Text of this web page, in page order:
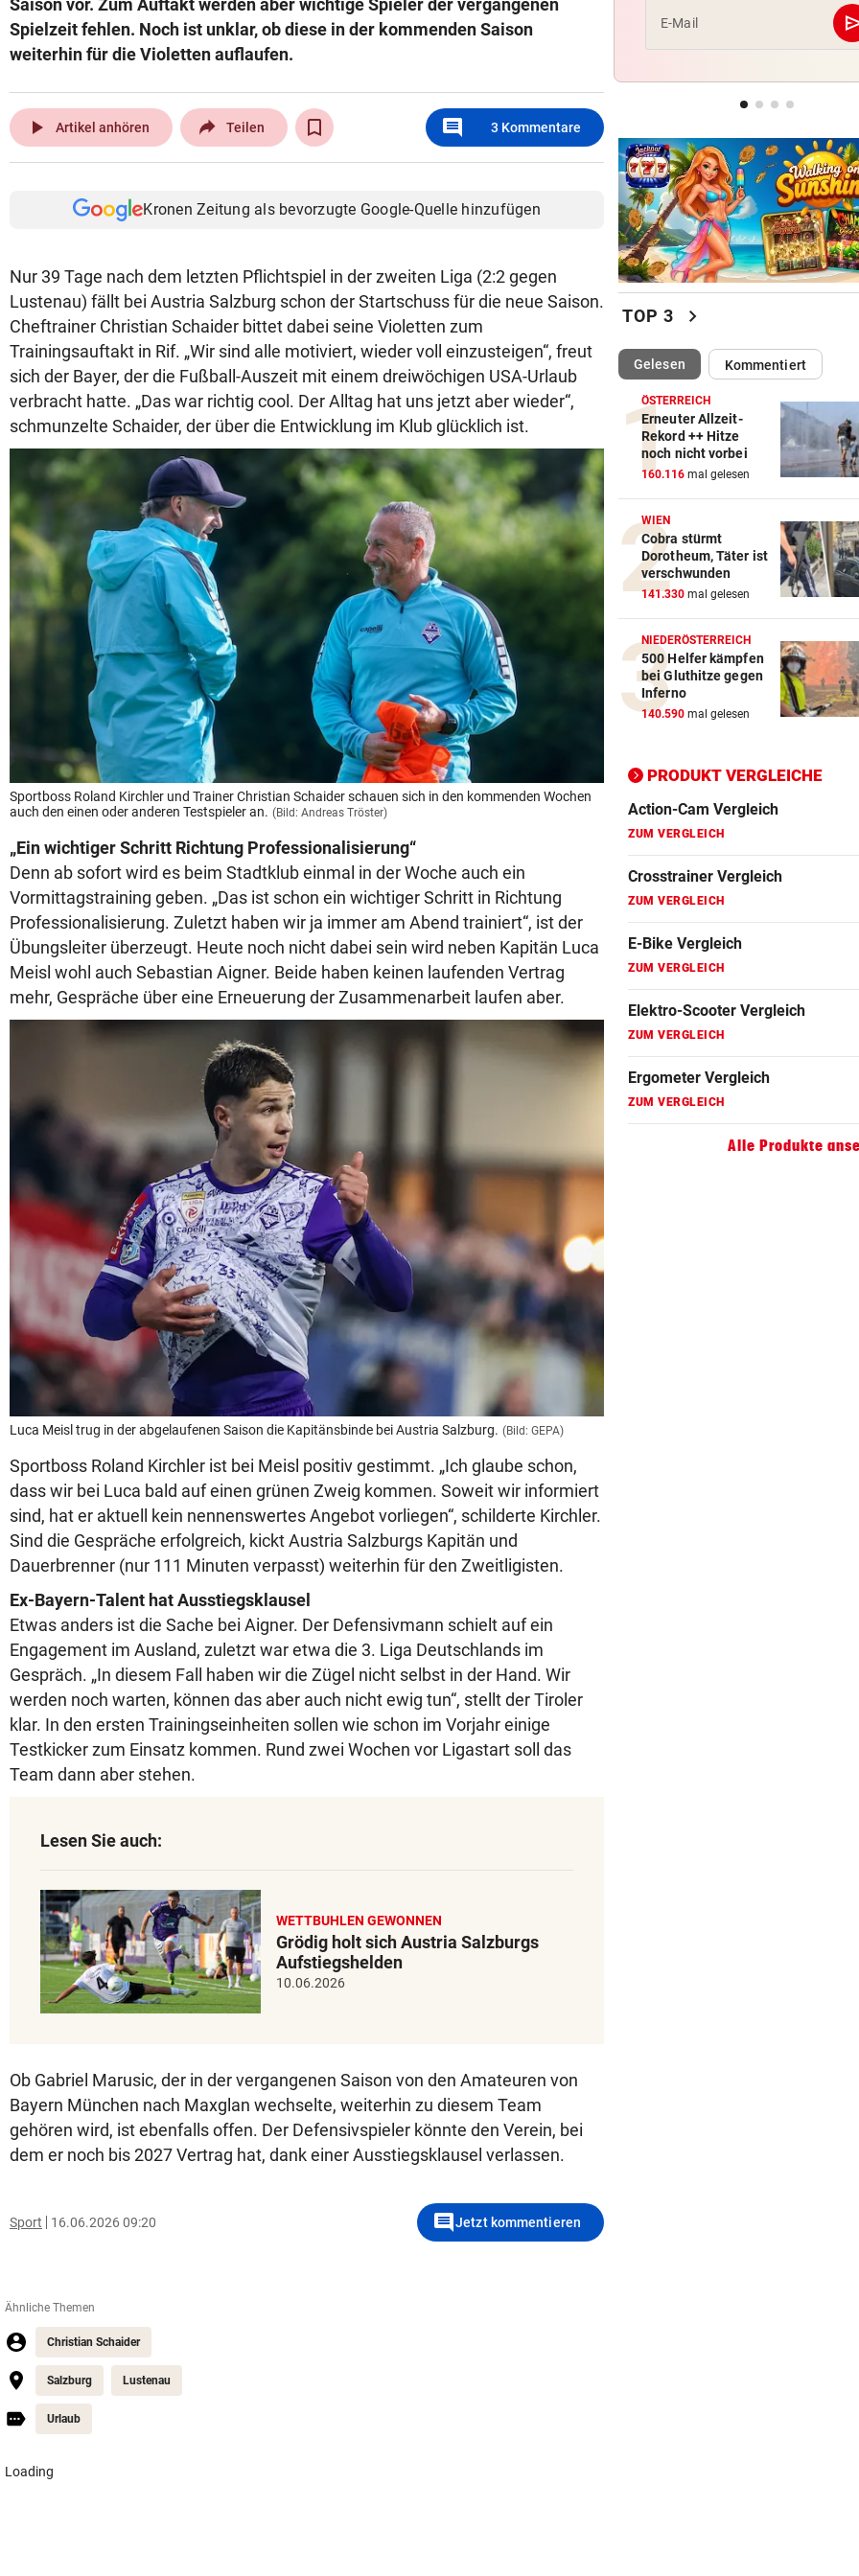
Saison vor. Zum Auftakt werden aber wichtige Spieler der vergangenen
Spielzeit fehlen. Noch ist unklar, ob diese in der kommenden Saison
weiterhin für die Violetten auflaufen.
play_arrow Artikel anhören Teilen comment 3 Kommentare
Kronen Zeitung als bevorzugte Google-Quelle hinzufügen
Nur 39 Tage nach dem letzten Pflichtspiel in der zweiten Liga (2:2 gegen
Lustenau) fällt bei Austria Salzburg schon der Startschuss für die neue Saison.
Cheftrainer Christian Schaider bittet dabei seine Violetten zum
Trainingsauftakt in Rif. „Wir sind alle motiviert, wieder voll einzusteigen“, freut
sich der Bayer, der die Fußball-Auszeit mit einem dreiwöchigen USA-Urlaub
verbracht hatte. „Das war richtig cool. Der Alltag hat uns jetzt aber wieder“,
schmunzelte Schaider, der über die Entwicklung im Klub glücklich ist.
Sportboss Roland Kirchler und Trainer Christian Schaider schauen sich in den kommenden Wochen
auch den einen oder anderen Testspieler an. (Bild: Andreas Tröster)
„Ein wichtiger Schritt Richtung Professionalisierung“
Denn ab sofort wird es beim Stadtklub einmal in der Woche auch ein
Vormittagstraining geben. „Das ist schon ein wichtiger Schritt in Richtung
Professionalisierung. Zuletzt haben wir ja immer am Abend trainiert“, ist der
Übungsleiter überzeugt. Heute noch nicht dabei sein wird neben Kapitän Luca
Meisl wohl auch Sebastian Aigner. Beide haben keinen laufenden Vertrag
mehr, Gespräche über eine Erneuerung der Zusammenarbeit laufen aber.
Luca Meisl trug in der abgelaufenen Saison die Kapitänsbinde bei Austria Salzburg. (Bild: GEPA)
Sportboss Roland Kirchler ist bei Meisl positiv gestimmt. „Ich glaube schon,
dass wir bei Luca bald auf einen grünen Zweig kommen. Soweit wir informiert
sind, hat er aktuell kein nennenswertes Angebot vorliegen“, schilderte Kirchler.
Sind die Gespräche erfolgreich, kickt Austria Salzburgs Kapitän und
Dauerbrenner (nur 111 Minuten verpasst) weiterhin für den Zweitligisten.
Ex-Bayern-Talent hat Ausstiegsklausel
Etwas anders ist die Sache bei Aigner. Der Defensivmann schielt auf ein
Engagement im Ausland, zuletzt war etwa die 3. Liga Deutschlands im
Gespräch. „In diesem Fall haben wir die Zügel nicht selbst in der Hand. Wir
werden noch warten, können das aber auch nicht ewig tun“, stellt der Tiroler
klar. In den ersten Trainingseinheiten sollen wie schon im Vorjahr einige
Testkicker zum Einsatz kommen. Rund zwei Wochen vor Ligastart soll das
Team dann aber stehen.
Lesen Sie auch:
WETTBUHLEN GEWONNEN
Grödig holt sich Austria Salzburgs
Aufstiegshelden
10.06.2026
Ob Gabriel Marusic, der in der vergangenen Saison von den Amateuren von
Bayern München nach Maxglan wechselte, weiterhin zu diesem Team
gehören wird, ist ebenfalls offen. Der Defensivspieler könnte den Verein, bei
dem er noch bis 2027 Vertrag hat, dank einer Ausstiegsklausel verlassen.
Sport 16.06.2026 09:20 commentJetzt kommentieren
Ähnliche Themen
Christian Schaider
Salzburg Lustenau
Urlaub
Loading
locken WAC-Goalie
Brasilien-Legende schockt
mit Mallet-Finger
E-Mail
TOP 3 chevron_right
Gelesen(ausgewählt)Kommentiert
ÖSTERREICH
Erneuter Allzeit-
Rekord ++ Hitze
noch nicht vorbei
160.116 mal gelesen
WIEN
Cobra stürmt
Dorotheum, Täter ist
verschwunden
141.330 mal gelesen
NIEDERÖSTERREICH
500 Helfer kämpfen
bei Gluthitze gegen
Inferno
140.590 mal gelesen
PRODUKT VERGLEICHE
Action-Cam Vergleich
ZUM VERGLEICH
Crosstrainer Vergleich
ZUM VERGLEICH
ZUM VERGLEICH
ZUM VERGLEICH
Alle Produkte